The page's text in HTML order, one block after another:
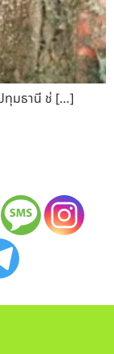
ทุมธานี ช่ […]